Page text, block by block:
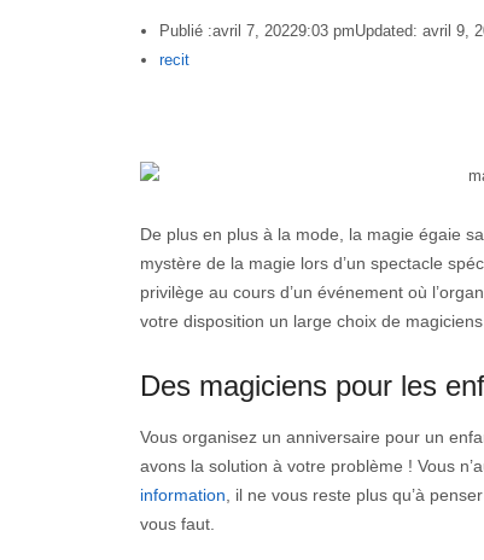
Publié :avril 7, 20229:03 pmUpdated: avril 9,
Author
recit
De plus en plus à la mode, la magie égaie
mystère de la magie lors d’un spectacle
privilège au cours d’un événement où
votre disposition un large choix de
Des magiciens pour les
Vous organisez un anniversaire pour un
avons la solution à votre problème ! Vous
information , il ne vous reste plus qu’à
vous faut.